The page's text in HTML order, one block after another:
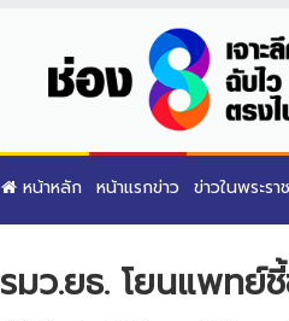
หน้าหลัก หน้าแรกข่าว ข่าวในพระรา
รมว.ยธ. โยนแพทย์